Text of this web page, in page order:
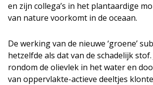
en zijn collega’s in het plantaardige
van nature voorkomt in de oceaan.
De werking van de nieuwe ‘groene’
hetzelfde als dat van de schadelijk
rondom de olievlek in het water en
van oppervlakte-actieve deeltjes